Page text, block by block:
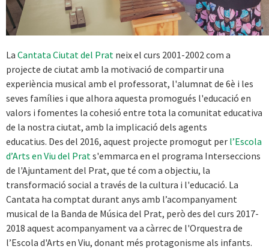
La Cantata Ciutat del Prat neix el curs 2001-2002 com a
projecte de ciutat amb la motivació de compartir una
experiència musical amb el professorat, l'alumnat de 6è i les
seves famílies i que alhora aquesta promogués l'educació en
valors i fomentes la cohesió entre tota la comunitat educativa
de la nostra ciutat, amb la implicació dels agents
educatius. Des del 2016, aquest projecte promogut per l’Escola
d’Arts en Viu del Prats'emmarca en el programa Interseccions
de l'Ajuntament del Prat, que té com a objectiu, la
transformació social a través de la cultura i l'educació. La
Cantata ha comptat durant anys amb l’acompanyament
musical de la Banda de Música del Prat, però des del curs 2017-
2018 aquest acompanyament va a càrrec de l'Orquestra de
l’Escola d'Arts en Viu, donant més protagonisme als infants.